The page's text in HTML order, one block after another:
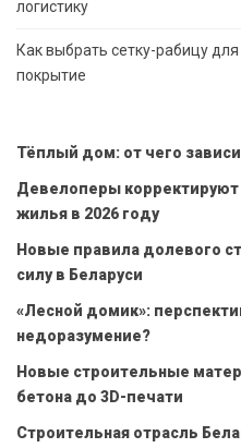
логистику
Как выбрать сетку-рабицу
покрытие
Тёплый дом: от чего
Девелоперы
жилья в 2026 году
Новые правила долевого
силу в Беларуси
«Лесной домик»:
недоразумение?
Новые строительные
бетона до 3D-печати
Строительная отрасль